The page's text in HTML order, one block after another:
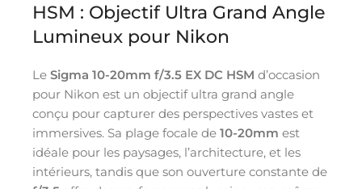
HSM : Objectif Ultra Grand Angle
Lumineux pour Nikon
Le Sigma 10-20mm f/3.5 EX DC HSM d’occasion
pour Nikon est un objectif ultra grand angle
conçu pour capturer des perspectives vastes et
immersives. Sa plage focale de 10-20mm est
idéale pour les paysages, l’architecture, et les
intérieurs, tandis que son ouverture constante de